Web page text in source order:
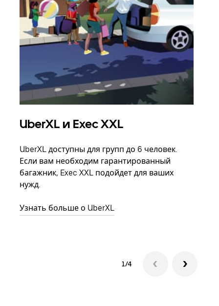
UberXL и Exec XXL
UberXL доступны для групп до 6 человек.
Если вам необходим гарантированный
багажник, Exec XXL подойдет для ваших
нужд.
Узнать больше о UberXL
1/4